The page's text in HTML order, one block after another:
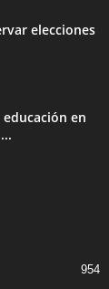
elecciones
en
954